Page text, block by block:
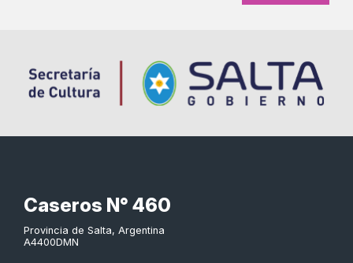
Caseros N° 460
Provincia de Salta, Argentina
A4400DMN